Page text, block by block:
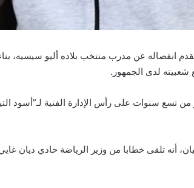
انفصاله عن مدرب منتخب بلاده أليو
شعبيته لدى الجمهور.
عاما) أكثر من تسع سنوات على رأس الإدارة الفنية
أنه تلقى خطابا من وزير الرياضة خادي ديان